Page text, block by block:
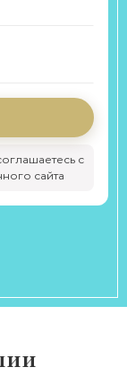
с
сайта